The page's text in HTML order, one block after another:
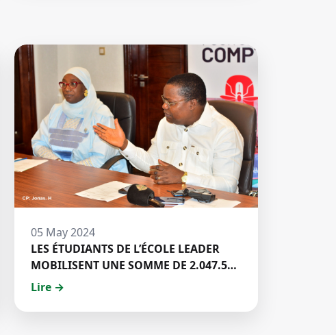
05 May 2024
LES ÉTUDIANTS DE L’ÉCOLE LEADER
MOBILISENT UNE SOMME DE 2.047.500
FCFA POUR LE FONDS ZÉRO
REPRESENTANT DES ETUDIANTS DE
Lire →